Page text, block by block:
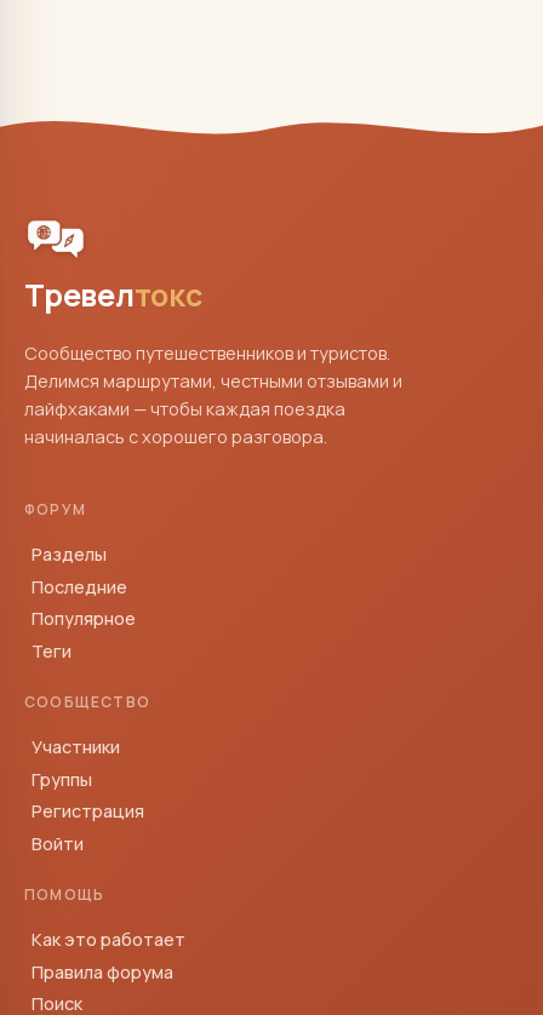
Тревелтокс
Сообщество путешественников и туристов.
Делимся маршрутами, честными отзывами и
лайфхаками — чтобы каждая поездка
начиналась с хорошего разговора.
ФОРУМ
Разделы
Последние
Популярное
Теги
СООБЩЕСТВО
Участники
Группы
Регистрация
Войти
ПОМОЩЬ
Как это работает
Правила форума
Поиск